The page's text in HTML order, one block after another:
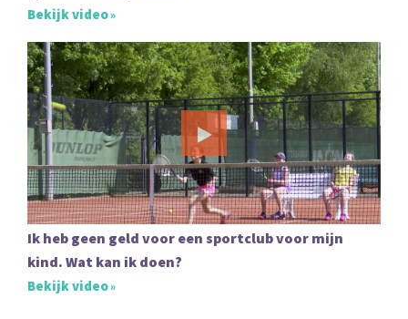
Bekijk video
Ik heb geen geld voor een sportclub voor mijn
kind. Wat kan ik doen?
Bekijk video